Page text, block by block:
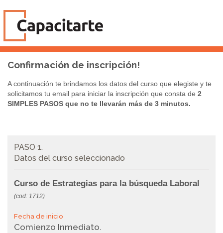
Confirmación de inscripción!
A continuación te brindamos los datos del curso que elegiste y te
solicitamos tu email para iniciar la inscripción que consta de 2
SIMPLES PASOS que no te llevarán más de 3 minutos.
PASO 1.
Datos del curso seleccionado
Curso de Estrategias para la búsqueda Laboral
(cod: 1712)
Fecha de inicio
Comienzo Inmediato.